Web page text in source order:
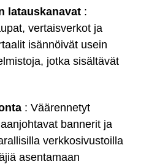
latauskanavat :
vertaisverkot ja
isännöivät usein
jotka sisältävät
: Väärennetyt
bannerit ja
verkkosivustoilla
asentamaan